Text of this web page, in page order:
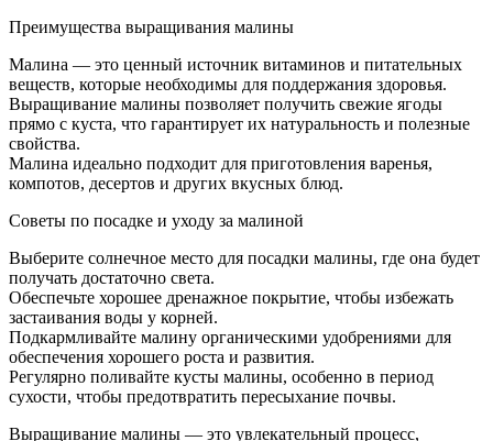
Преимущества выращивания малины
Малина — это ценный источник витаминов и питательных
веществ, которые необходимы для поддержания здоровья.
Выращивание малины позволяет получить свежие ягоды
прямо с куста, что гарантирует их натуральность и полезные
свойства.
Малина идеально подходит для приготовления варенья,
компотов, десертов и других вкусных блюд.
Советы по посадке и уходу за малиной
Выберите солнечное место для посадки малины, где она будет
получать достаточно света.
Обеспечьте хорошее дренажное покрытие, чтобы избежать
застаивания воды у корней.
Подкармливайте малину органическими удобрениями для
обеспечения хорошего роста и развития.
Регулярно поливайте кусты малины, особенно в период
сухости, чтобы предотвратить пересыхание почвы.
Выращивание малины — это увлекательный процесс,